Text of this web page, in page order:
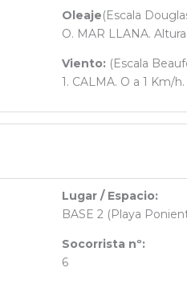
Oleaje(Escala
O. MAR LLANA.
Viento: (Escala
1. CALMA. O a 1 Km/
Lugar / Espacio:
BASE 2 (Playa
Socorrista nº:
6